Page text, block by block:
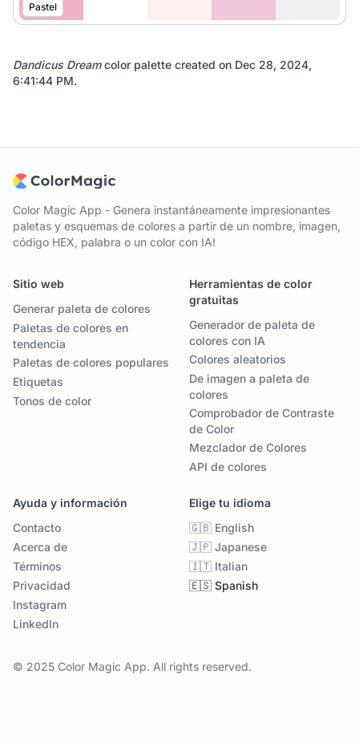
Pastel
Dandicus Dreamcolor palette created on Dec 28, 2024,
6:41:44 PM.
Color Magic App - Genera instantáneamente impresionantes
paletas y esquemas de colores a partir de un nombre, imagen,
código HEX, palabra o un color con IA!
Sitio web
Generar paleta de colores
Paletas de colores en
tendencia
Paletas de colores populares
Etiquetas
Tonos de color
Herramientas de color
gratuitas
Generador de paleta de
colores con IA
Colores aleatorios
De imagen a paleta de
colores
Comprobador de Contraste
de Color
Mezclador de Colores
API de colores
Ayuda y información
Contacto
Acerca de
Términos
Privacidad
Instagram
LinkedIn
Elige tu idioma
🇬🇧 English
🇯🇵 Japanese
🇮🇹 Italian
🇪🇸 Spanish
© 2025 Color Magic App. All rights reserved.